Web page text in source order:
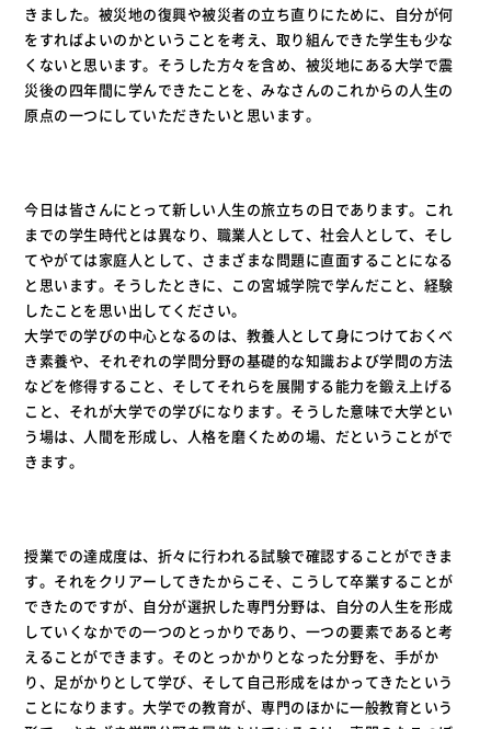
きました。被災地の復興や被災者の立ち直りにために、自分が何
をすればよいのかということを考え、取り組んできた学生も少な
くないと思います。そうした方々を含め、被災地にある大学で震
災後の四年間に学んできたことを、みなさんのこれからの人生の
原点の一つにしていただきたいと思います。
今日は皆さんにとって新しい人生の旅立ちの日であります。これ
までの学生時代とは異なり、職業人として、社会人として、そし
てやがては家庭人として、さまざまな問題に直面することになる
と思います。そうしたときに、この宮城学院で学んだこと、経験
したことを思い出してください。
大学での学びの中心となるのは、教養人として身につけておくべ
き素養や、それぞれの学問分野の基礎的な知識および学問の方法
などを修得すること、そしてそれらを展開する能力を鍛え上げる
こと、それが大学での学びになります。そうした意味で大学とい
う場は、人間を形成し、人格を磨くための場、だということがで
きます。
授業での達成度は、折々に行われる試験で確認することができま
す。それをクリアーしてきたからこそ、こうして卒業することが
できたのですが、自分が選択した専門分野は、自分の人生を形成
していくなかでの一つのとっかりであり、一つの要素であると考
えることができます。そのとっかかりとなった分野を、手がか
り、足がかりとして学び、そして自己形成をはかってきたという
ことになります。大学での教育が、専門のほかに一般教育という